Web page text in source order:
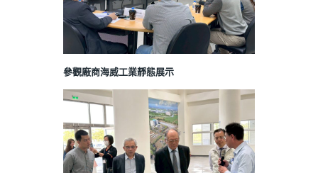
參觀廠商海威工業靜態展示